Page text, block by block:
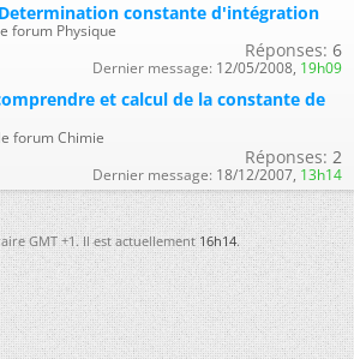
constante d'intégration
forum Physique
Réponses: 6
Dernier message: 12/05/2008, 19h09
et calcul de la constante de
forum Chimie
Réponses: 2
Dernier message: 18/12/2007, 13h14
GMT +1. Il est actuellement 16h14.